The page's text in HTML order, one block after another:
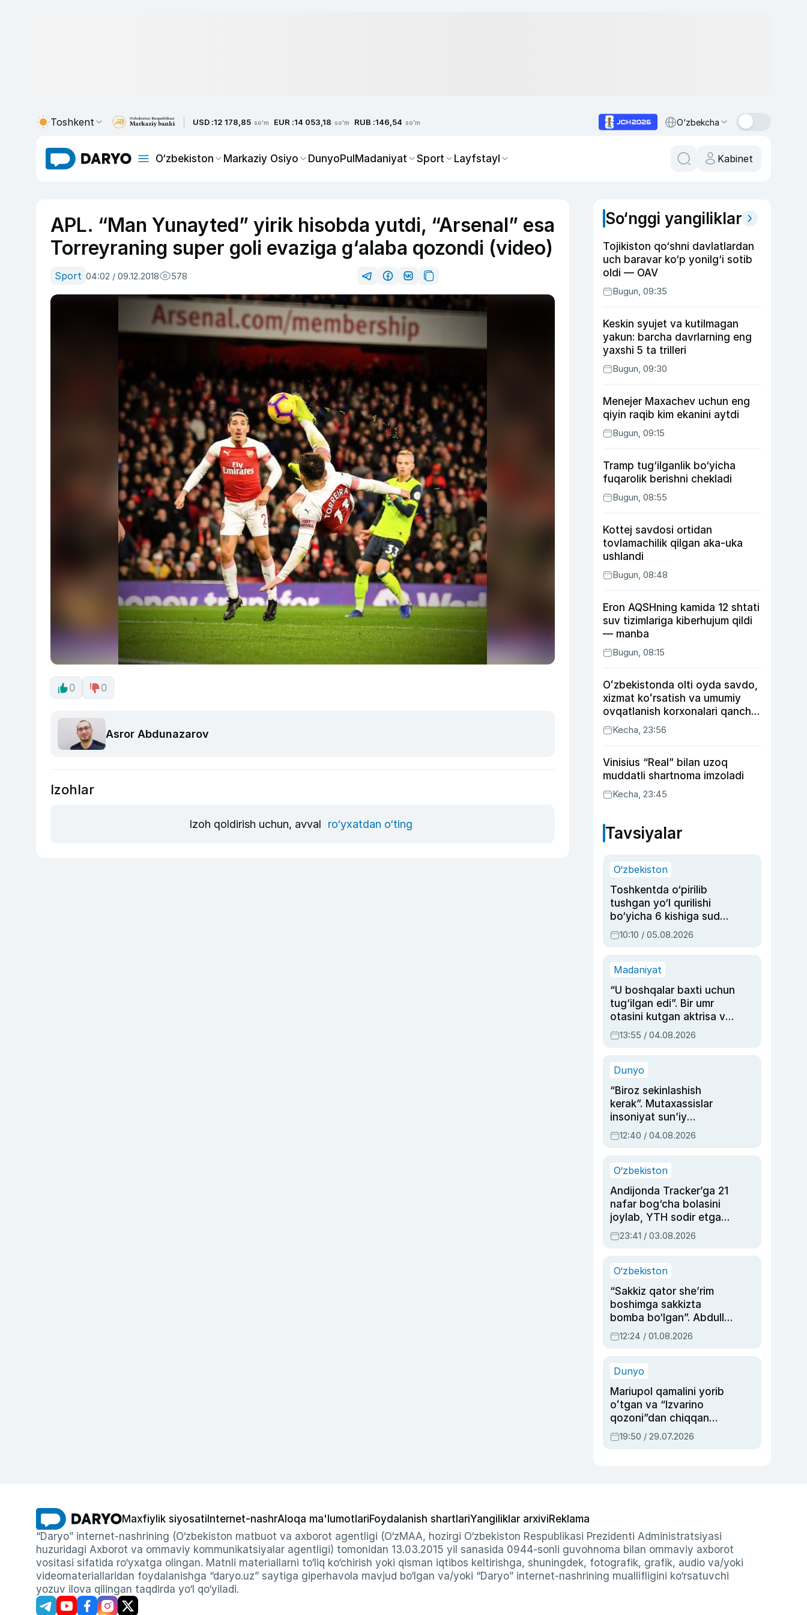
Toshkent USD :12 178,85 so'm EUR :14 053,18 so'm RUB :146,54 so'm O‘zbekcha
O‘zbekiston Markaziy Osiyo DunyoPulMadaniyat Sport Layfstayl Kabinet
APL. “Man Yunayted” yirik hisobda yutdi, “Arsenal” esa
Torreyraning super goli evaziga g‘alaba qozondi (video)
Sport 04:02 / 09.12.2018 578
0 0
Asror Abdunazarov
Izohlar
Izoh qoldirish uchun, avval ro‘yxatdan o‘ting
So‘nggi yangiliklar
Tojikiston qo‘shni davlatlardan
uch baravar ko‘p yonilg‘i sotib
oldi — OAV
Bugun, 09:35
Keskin syujet va kutilmagan
yakun: barcha davrlarning eng
yaxshi 5 ta trilleri
Bugun, 09:30
Menejer Maxachev uchun eng
qiyin raqib kim ekanini aytdi
Bugun, 09:15
Tramp tug‘ilganlik bo‘yicha
fuqarolik berishni chekladi
Bugun, 08:55
Kottej savdosi ortidan
tovlamachilik qilgan aka-uka
ushlandi
Bugun, 08:48
Eron AQSHning kamida 12 shtati
suv tizimlariga kiberhujum qildi
— manba
Bugun, 08:15
Oʻzbekistonda olti oyda savdo,
xizmat koʻrsatish va umumiy
ovqatlanish korxonalari qancha
soliq toʻlagani ochiqlandi
Kecha, 23:56
Vinisius “Real” bilan uzoq
muddatli shartnoma imzoladi
Kecha, 23:45
Tavsiyalar
O‘zbekiston
Toshkentda o‘pirilib
tushgan yo‘l qurilishi
bo‘yicha 6 kishiga sud
hukmi o‘qildi
10:10 / 05.08.2026
Madaniyat
“U boshqalar baxti uchun
tug‘ilgan edi”. Bir umr
otasini kutgan aktrisa va
dublyaj ustasi Rimma
Ahmedovaning
13:55 / 04.08.2026
Dunyo
“Biroz sekinlashish
kerak”. Mutaxassislar
insoniyat sun’iy
intellektni boshqara
olmay qolishidan xavotir
12:40 / 04.08.2026
O‘zbekiston
Andijonda Tracker’ga 21
nafar bog‘cha bolasini
joylab, YTH sodir etgan
ayolga sud hukmi o‘qildi
23:41 / 03.08.2026
O‘zbekiston
“Sakkiz qator she’rim
boshimga sakkizta
bomba bo‘lgan”. Abdulla
Oripovni siyosiy
ayblovlardan asrab
12:24 / 01.08.2026
Dunyo
Mariupol qamalini yorib
oʻtgan va “Izvarino
qozoni”dan chiqqan
qahramon — Ukraina
armiyasi bosh
19:50 / 29.07.2026
Maxfiylik siyosati Internet-nashrAloqa ma'lumotlariFoydalanish shartlariYangiliklar arxiviReklama
“Daryo” internet-nashrining (O‘zbekiston matbuot va axborot agentligi (O‘zMAA, hozirgi O‘zbekiston Respublikasi Prezidenti Administratsiyasi
huzuridagi Axborot va ommaviy kommunikatsiyalar agentligi) tomonidan 13.03.2015 yil sanasida 0944-sonli guvohnoma bilan ommaviy axborot
vositasi sifatida ro‘yxatga olingan. Matnli materiallarni to‘liq ko‘chirish yoki qisman iqtibos keltirishga, shuningdek, fotografik, grafik, audio va/yoki
videomateriallaridan foydalanishga “daryo.uz” saytiga giperhavola mavjud bo‘lgan va/yoki “Daryo” internet-nashrining muallifligini ko‘rsatuvchi
yozuv ilova qilingan taqdirda yo‘l qo‘yiladi.